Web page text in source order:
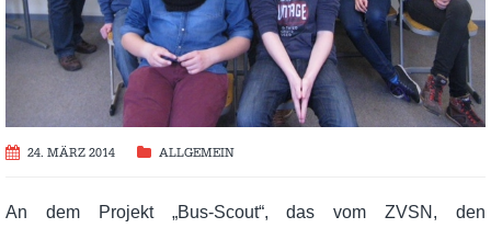
24. MÄRZ 2014 ALLGEMEIN
An dem Projekt „Bus-Scout“, das vom ZVSN, den